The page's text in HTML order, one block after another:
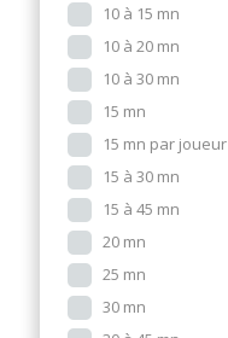
10 à 15 mn
10 à 20 mn
10 à 30 mn
15 mn
15 mn par joueur
15 à 30 mn
15 à 45 mn
20 mn
25 mn
30 mn